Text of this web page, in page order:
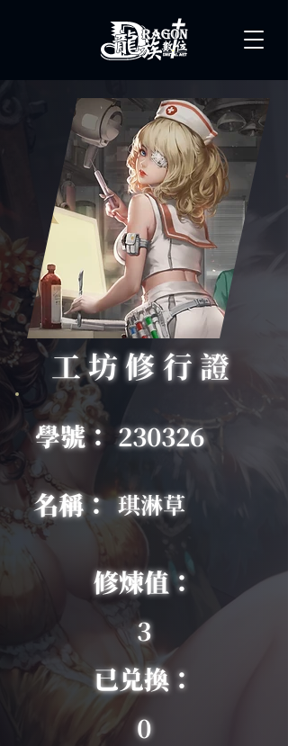
學號： 230326
名稱： 琪淋草
修煉值：
3
已兑換：
0
工坊修行證